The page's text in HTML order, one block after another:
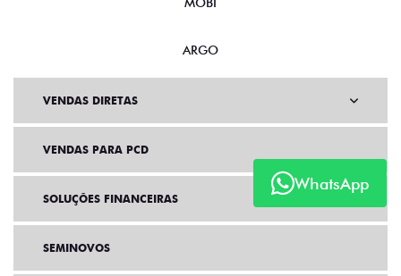
WhatsApp
MOBI
ARGO
VENDAS DIRETAS
VENDAS PARA PCD
SOLUÇÕES FINANCEIRAS
SEMINOVOS